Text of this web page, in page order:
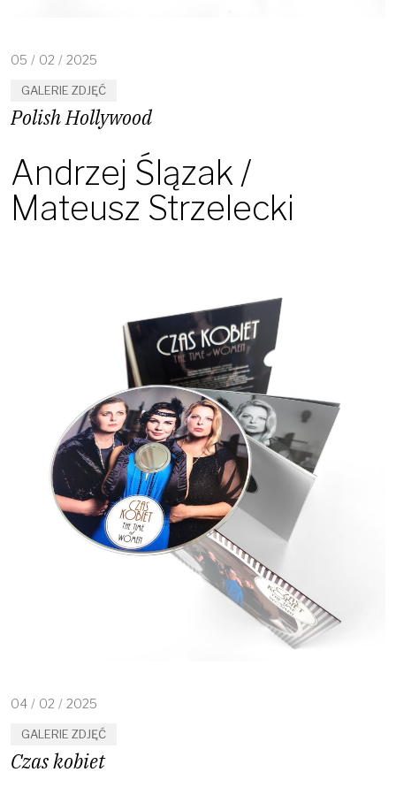
05 / 02 / 2025
GALERIE ZDJĘĆ
Polish Hollywood
Andrzej Ślązak /
Mateusz Strzelecki
04 / 02 / 2025
GALERIE ZDJĘĆ
Czas kobiet